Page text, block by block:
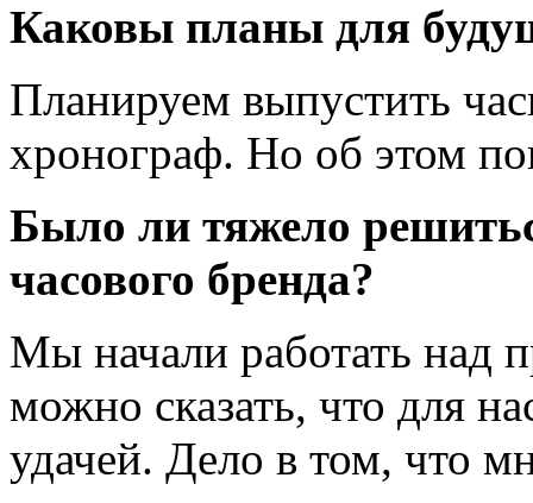
Каковы планы для
Планируем выпустить
хронограф. Но об этом
Было ли тяжело
часового бренда?
Мы начали работать над
можно сказать, что для
удачей. Дело в том, что